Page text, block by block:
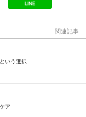
関連記事
いう選択
ア